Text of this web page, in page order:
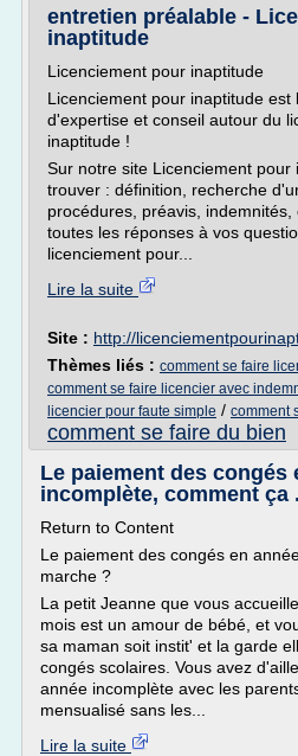
entretien préalable -
inaptitude
Licenciement pour inaptitude
Licenciement pour inaptitude est
d'expertise et conseil autour du
inaptitude !
Sur notre site Licenciement
trouver : définition, recherche
procédures, préavis, indemnités,
toutes les réponses à vos
licenciement pour...
Lire la suite
Site : http://
Thèmes liés : comment se faire
comment se faire licencier avec
licencier pour faute simple / comment
comment se faire du bien
Le paiement des congés
incomplète, comment ça
Return to Content
Le paiement des congés en
marche ?
La petit Jeanne que vous
mois est un amour de bébé, et
sa maman soit instit' et la garde
congés scolaires. Vous avez
année incomplète avec les
mensualisé sans les...
Lire la suite